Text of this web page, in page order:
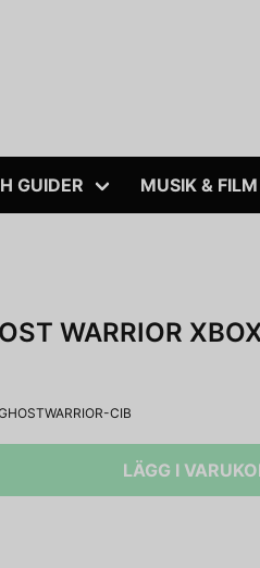
GUIDER MUSIK & FILM
WARRIOR
CIB
LÄGG I